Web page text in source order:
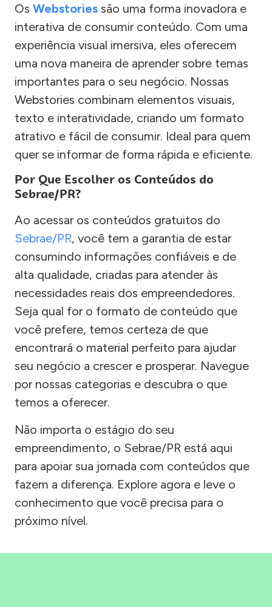
Os Webstories são uma forma inovadora e
interativa de consumir conteúdo. Com uma
experiência visual imersiva, eles oferecem
uma nova maneira de aprender sobre temas
importantes para o seu negócio. Nossas
Webstories combinam elementos visuais,
texto e interatividade, criando um formato
atrativo e fácil de consumir. Ideal para quem
quer se informar de forma rápida e eficiente.
Por Que Escolher os Conteúdos do
Sebrae/PR?
Ao acessar os conteúdos gratuitos do
Sebrae/PR, você tem a garantia de estar
consumindo informações confiáveis e de
alta qualidade, criadas para atender às
necessidades reais dos empreendedores.
Seja qual for o formato de conteúdo que
você prefere, temos certeza de que
encontrará o material perfeito para ajudar
seu negócio a crescer e prosperar. Navegue
por nossas categorias e descubra o que
temos a oferecer.
Não importa o estágio do seu
empreendimento, o Sebrae/PR está aqui
para apoiar sua jornada com conteúdos que
fazem a diferença. Explore agora e leve o
conhecimento que você precisa para o
próximo nível.